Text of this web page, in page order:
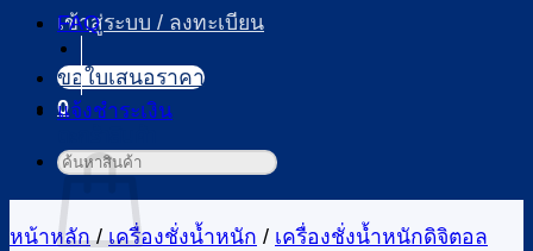
เข้าสู่ระบบ / ลงทะเบียน
0
FAQ
ขอใบเสนอราคา
แจ้งชำระเงิน
ค้นหา:
หน้าหลัก / เครื่องชั่งน้ำหนัก / เครื่องชั่งน้ำหนักดิจิตอล